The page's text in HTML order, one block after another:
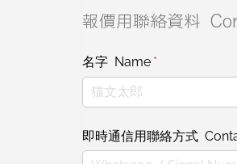
報價用聯絡資料
名字 Name *(required)
即時通信用聯絡方式